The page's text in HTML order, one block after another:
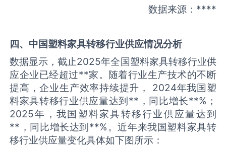
数据来源：****
四、中国塑料家具转移行业供应情况分析
数据显示，截止2025年全国塑料家具转移行业供
应企业已经超过**家。随着行业生产技术的不断
提高，企业生产效率持续提升， 2024年我国塑
料家具转移行业供应量达到**，同比增长**%；
2025年，我国塑料家具转移行业供应量达到
**，同比增长达到**%。近年来我国塑料家具转
移行业供应量变化具体如下图所示：